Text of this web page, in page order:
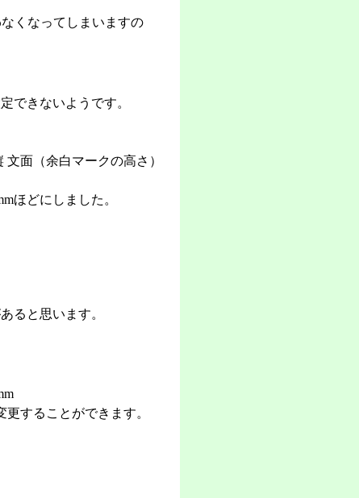
くなってしまいますの
できないようです。
面（余白マークの高さ）
ほどにしました。
ると思います。
することができます。